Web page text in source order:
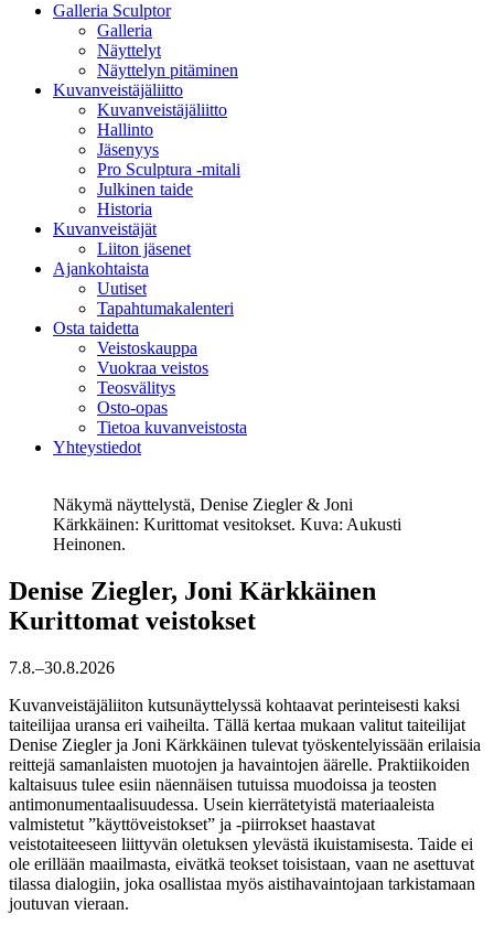
Galleria Sculptor
Galleria
Näyttelyt
Näyttelyn pitäminen
Kuvanveistäjäliitto
Kuvanveistäjäliitto
Hallinto
Jäsenyys
Pro Sculptura -mitali
Julkinen taide
Historia
Kuvanveistäjät
Liiton jäsenet
Ajankohtaista
Uutiset
Tapahtumakalenteri
Osta taidetta
Veistoskauppa
Vuokraa veistos
Teosvälitys
Osto-opas
Tietoa kuvanveistosta
Yhteystiedot
Näkymä näyttelystä, Denise Ziegler & Joni
Kärkkäinen: Kurittomat vesitokset. Kuva: Aukusti
Heinonen.
Denise Ziegler, Joni Kärkkäinen
Kurittomat veistokset
7.8.–30.8.2026
Kuvanveistäjäliiton kutsunäyttelyssä kohtaavat perinteisesti kaksi
taiteilijaa uransa eri vaiheilta. Tällä kertaa mukaan valitut taiteilijat
Denise Ziegler ja Joni Kärkkäinen tulevat työskentelyissään erilaisia
reittejä samanlaisten muotojen ja havaintojen äärelle. Praktiikoiden
kaltaisuus tulee esiin näennäisen tutuissa muodoissa ja teosten
antimonumentaalisuudessa. Usein kierrätetyistä materiaaleista
valmistetut ”käyttöveistokset” ja -piirrokset haastavat
veistotaiteeseen liittyvän oletuksen ylevästä ikuistamisesta. Taide ei
ole erillään maailmasta, eivätkä teokset toisistaan, vaan ne asettuvat
tilassa dialogiin, joka osallistaa myös aistihavaintojaan tarkistamaan
joutuvan vieraan.